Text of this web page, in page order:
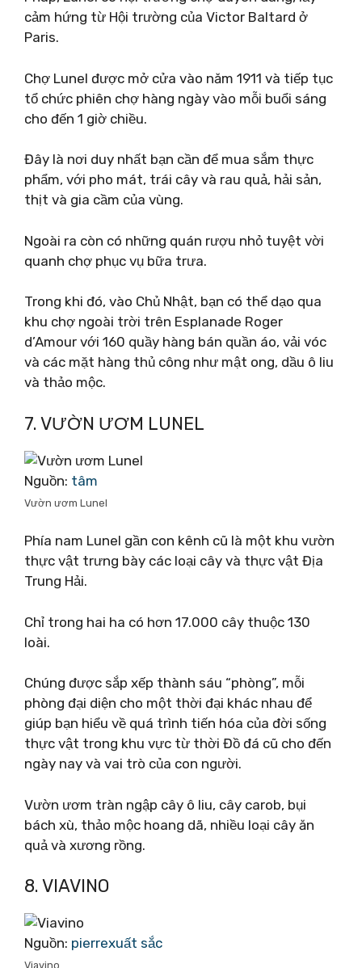
cảm hứng từ Hội trường của Victor Baltard ở
Paris.
Chợ Lunel được mở cửa vào năm 1911 và tiếp tục
tổ chức phiên chợ hàng ngày vào mỗi buổi sáng
cho đến 1 giờ chiều.
Đây là nơi duy nhất bạn cần để mua sắm thực
phẩm, với pho mát, trái cây và rau quả, hải sản,
thịt và gia cầm của vùng.
Ngoài ra còn có những quán rượu nhỏ tuyệt vời
quanh chợ phục vụ bữa trưa.
Trong khi đó, vào Chủ Nhật, bạn có thể dạo qua
khu chợ ngoài trời trên Esplanade Roger
d’Amour với 160 quầy hàng bán quần áo, vải vóc
và các mặt hàng thủ công như mật ong, dầu ô liu
và thảo mộc.
7. VƯỜN ƯƠM LUNEL
Nguồn: tâm
Vườn ươm Lunel
Phía nam Lunel gần con kênh cũ là một khu vườn
thực vật trưng bày các loại cây và thực vật Địa
Trung Hải.
Chỉ trong hai ha có hơn 17.000 cây thuộc 130
loài.
Chúng được sắp xếp thành sáu “phòng”, mỗi
phòng đại diện cho một thời đại khác nhau để
giúp bạn hiểu về quá trình tiến hóa của đời sống
thực vật trong khu vực từ thời Đồ đá cũ cho đến
ngày nay và vai trò của con người.
Vườn ươm tràn ngập cây ô liu, cây carob, bụi
bách xù, thảo mộc hoang dã, nhiều loại cây ăn
quả và xương rồng.
8. VIAVINO
Nguồn: pierrexuất sắc
Viavino